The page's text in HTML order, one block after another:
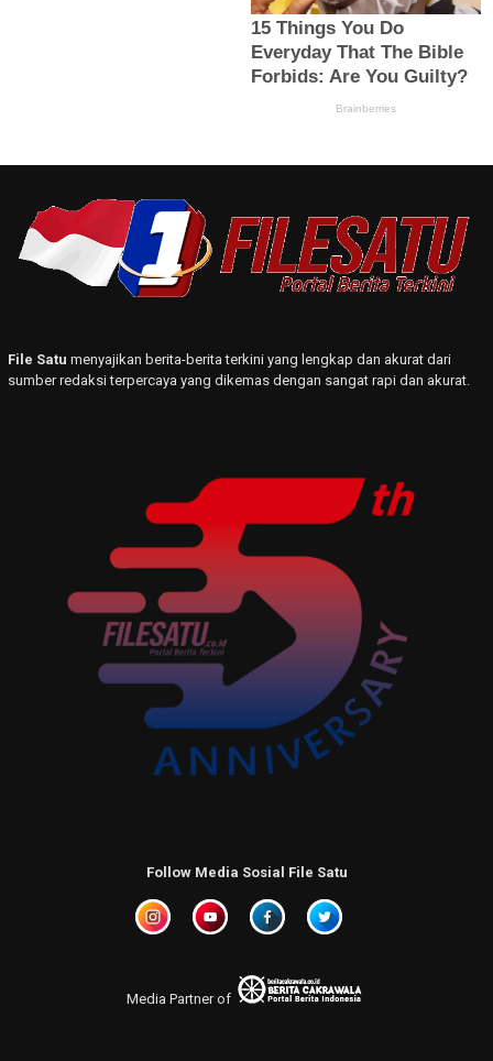
File Satu menyajikan berita-berita terkini yang lengkap dan akurat dari
sumber redaksi terpercaya yang dikemas dengan sangat rapi dan akurat.
Follow Media Sosial File Satu
Media Partner of